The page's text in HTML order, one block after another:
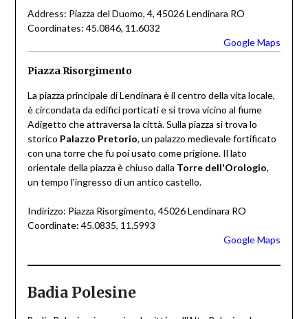
Address: Piazza del Duomo, 4, 45026 Lendinara RO
Coordinates: 45.0846, 11.6032
Google Maps
Piazza Risorgimento
La piazza principale di Lendinara è il centro della vita locale,
è circondata da edifici porticati e si trova vicino al fiume
Adigetto che attraversa la città. Sulla piazza si trova lo
storico Palazzo Pretorio, un palazzo medievale fortificato
con una torre che fu poi usato come prigione. Il lato
orientale della piazza è chiuso dalla Torre dell'Orologio,
un tempo l'ingresso di un antico castello.
Indirizzo: Piazza Risorgimento, 45026 Lendinara RO
Coordinate: 45.0835, 11.5993
Google Maps
Badia Polesine